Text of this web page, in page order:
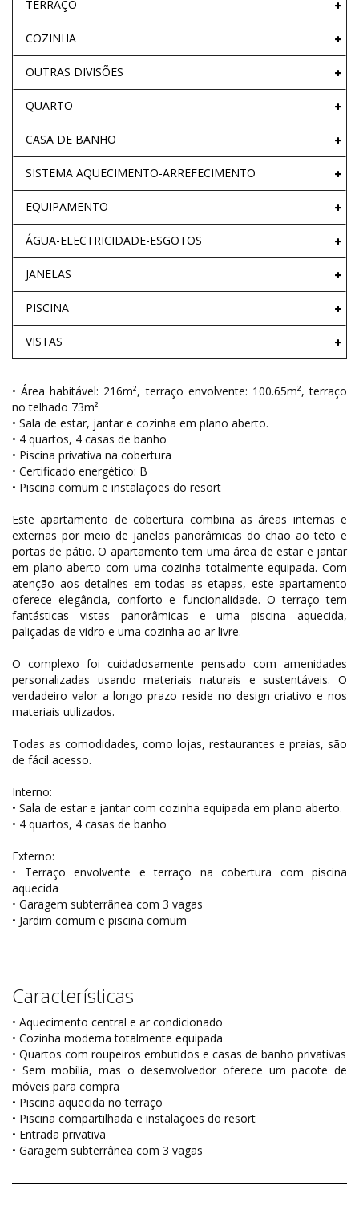
TERRAÇO
COZINHA
OUTRAS DIVISÕES
QUARTO
CASA DE BANHO
SISTEMA AQUECIMENTO-ARREFECIMENTO
EQUIPAMENTO
ÁGUA-ELECTRICIDADE-ESGOTOS
JANELAS
PISCINA
VISTAS
• Área habitável: 216m², terraço envolvente: 100.65m², terraço
no telhado 73m²
• Sala de estar, jantar e cozinha em plano aberto.
• 4 quartos, 4 casas de banho
• Piscina privativa na cobertura
• Certificado energético: B
• Piscina comum e instalações do resort
Este apartamento de cobertura combina as áreas internas e
externas por meio de janelas panorâmicas do chão ao teto e
portas de pátio. O apartamento tem uma área de estar e jantar
em plano aberto com uma cozinha totalmente equipada. Com
atenção aos detalhes em todas as etapas, este apartamento
oferece elegância, conforto e funcionalidade. O terraço tem
fantásticas vistas panorâmicas e uma piscina aquecida,
paliçadas de vidro e uma cozinha ao ar livre.
O complexo foi cuidadosamente pensado com amenidades
personalizadas usando materiais naturais e sustentáveis. O
verdadeiro valor a longo prazo reside no design criativo e nos
materiais utilizados.
Todas as comodidades, como lojas, restaurantes e praias, são
de fácil acesso.
Interno:
• Sala de estar e jantar com cozinha equipada em plano aberto.
• 4 quartos, 4 casas de banho
Externo:
• Terraço envolvente e terraço na cobertura com piscina
aquecida
• Garagem subterrânea com 3 vagas
• Jardim comum e piscina comum
Características
• Aquecimento central e ar condicionado
• Cozinha moderna totalmente equipada
• Quartos com roupeiros embutidos e casas de banho privativas
• Sem mobília, mas o desenvolvedor oferece um pacote de
móveis para compra
• Piscina aquecida no terraço
• Piscina compartilhada e instalações do resort
• Entrada privativa
• Garagem subterrânea com 3 vagas